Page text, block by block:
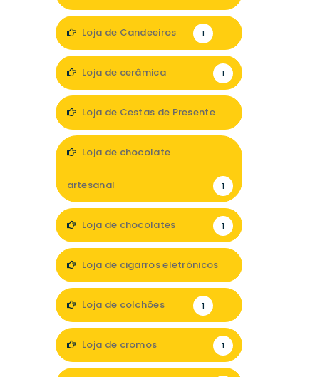
Loja de Candeeiros 1
Loja de cerâmica 1
Loja de Cestas de Presente
Loja de chocolate
artesanal 1
Loja de chocolates 1
Loja de cigarros eletrónicos
Loja de colchões 1
Loja de cromos 1